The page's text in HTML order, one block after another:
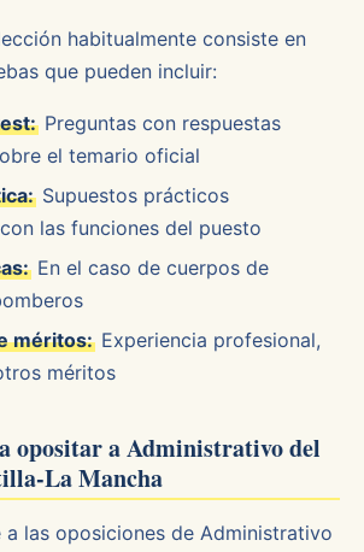
habitualmente consiste en
que pueden incluir:
Preguntas con respuestas
el temario oficial
Supuestos prácticos
las funciones del puesto
En el caso de cuerpos de
méritos: Experiencia profesional,
méritos
opositar a Administrativo del
La Mancha
a las oposiciones de Administrativo